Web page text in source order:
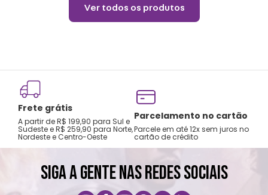
Ver todos os produtos
Frete grátis
A partir de R$ 199,90 para Sul e
Sudeste e R$ 259,90 para Norte,
Nordeste e Centro-Oeste
Parcelamento no cartão
Parcele em até 12x sem juros no
cartão de crédito
SIGA A GENTE NAS REDES SOCIAIS